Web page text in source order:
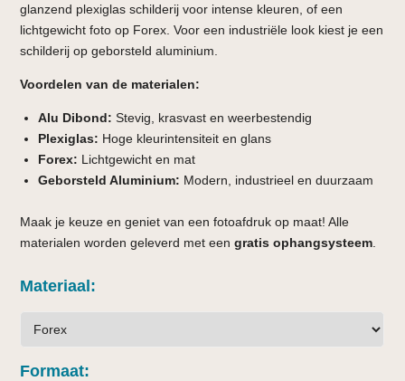
glanzend plexiglas schilderij voor intense kleuren, of een
lichtgewicht foto op Forex. Voor een industriële look kiest je een
schilderij op geborsteld aluminium.
Voordelen van de materialen:
Alu Dibond: Stevig, krasvast en weerbestendig
Plexiglas: Hoge kleurintensiteit en glans
Forex: Lichtgewicht en mat
Geborsteld Aluminium: Modern, industrieel en duurzaam
Maak je keuze en geniet van een fotoafdruk op maat! Alle
materialen worden geleverd met eengratis ophangsysteem
Materiaal
Formaat